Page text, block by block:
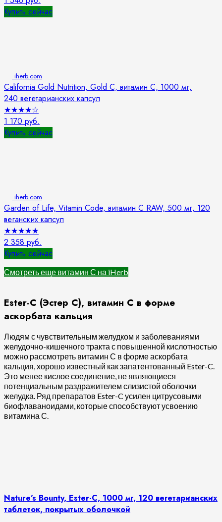
Купить сейчас
iherb.com
California Gold Nutrition, Gold C, витамин C, 1000 мг,
240 вегетарианских капсул
★★★★☆
1 170 руб.
Купить сейчас
iherb.com
Garden of Life, Vitamin Code, витамин C RAW, 500 мг, 120
веганских капсул
★★★★★
2 358 руб.
Купить сейчас
Смотреть еще витамин С на iHerb
Ester-C (Эстер С), витамин С в форме
аскорбата кальция
Людям с чувствительным желудком и заболеваниями
желудочно-кишечного тракта с повышенной кислотностью
можно рассмотреть витамин С в форме аскорбата
кальция, хорошо известный как запатентованный Ester-C.
Это менее кислое соединение, не являющиеся
потенциальным раздражителем слизистой оболочки
желудка. Ряд препаратов Ester-C усилен цитрусовыми
биофлаваноидами, которые способствуют усвоению
витамина С.
Nature's Bounty, Ester-C, 1000 мг, 120 вегетарианских
таблеток, покрытых оболочкой